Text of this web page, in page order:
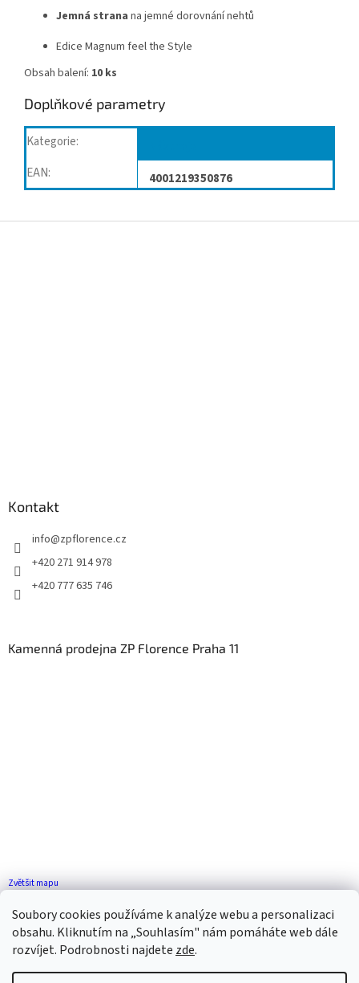
Soubory cookies používáme k analýze webu a personalizaci
obsahu. Kliknutím na „Souhlasím" nám pomáháte web dále
rozvíjet. Podrobnosti najdete zde.
Jemná strana na jemné dorovnání nehtů
Edice Magnum feel the Style
Obsah balení: 10 ks
Doplňkové parametry
Kategorie:
EAN: 4001219350876
Kontakt
info@zpflorence.cz
+420 271 914 978
+420 777 635 746
Kamenná prodejna ZP Florence Praha 11
Zvětšit mapu